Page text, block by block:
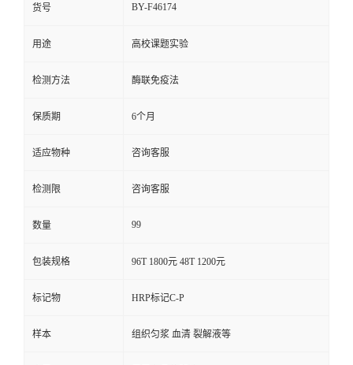
货号 BY-F46174
用途 高校课题实验
检测方法 酶联免疫法
保质期 6个月
适应物种 咨询客服
检测限 咨询客服
数量 99
包装规格 96T 1800元 48T 1200元
标记物 HRP标记C-P
样本 组织匀浆 血清 裂解液等